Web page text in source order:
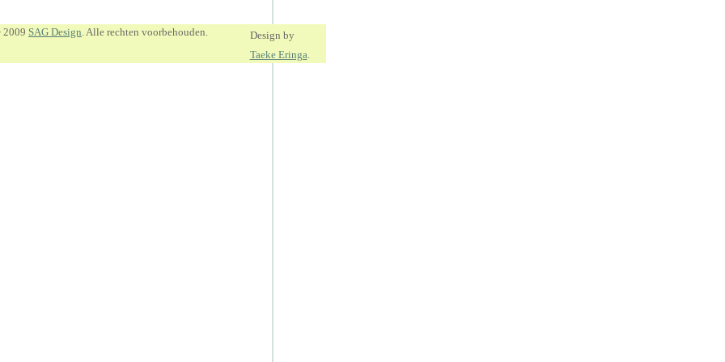
SAG Design. Alle rechten voorbehouden.
Design by
Taeke Eringa.